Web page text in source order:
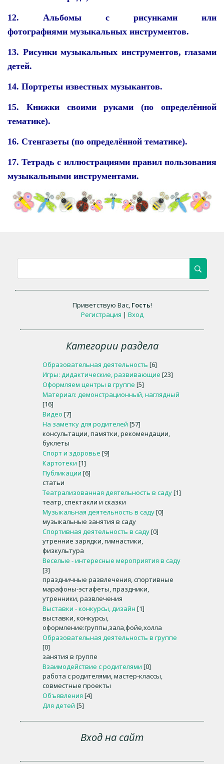
12. Альбомы с рисунками или
фотографиями музыкальных инструментов.
13. Рисунки музыкальных инструментов, глазами
детей.
14. Портреты известных музыкантов.
15. Книжки своими руками (по определённой
тематике).
16. Стенгазеты (по определённой тематике).
17. Тетрадь с иллюстрациями правил пользования
музыкальными инструментами.
Приветствую Вас, Гость!
Регистрация | Вход
Категории раздела
Образовательная деятельность [6]
Игры: дидактические, развивающие [23]
Оформляем центры в группе [5]
Материал: демонстрационный, наглядный
[16]
Видео [7]
На заметку для родителей [57]
консультации, памятки, рекомендации,
буклеты
Спорт и здоровье [9]
Картотеки [1]
Публикации [6]
статьи
Театрализованная деятельность в саду[1]
театр, спектакли и сказки
Музыкальная деятельность в саду[0]
музыкальные занятия в саду
Спортивная деятельность в саду[0]
утренние зарядки, гимнастики,
физкультура
Веселые - интересные мероприятия в саду
[3]
праздничные развлечения, спортивные
марафоны-эстафеты, праздники,
утренники, развлечения
Выставки - конкурсы, дизайн [1]
выставки, конкурсы,
оформление:группы,зала,фойе,холла
Образовательная деятельность в группе
[0]
занятия в группе
Взаимодействие с родителями [0]
работа с родителями, мастер-классы,
совместные проекты
Объявления [4]
Для детей [5]
Вход на сайт